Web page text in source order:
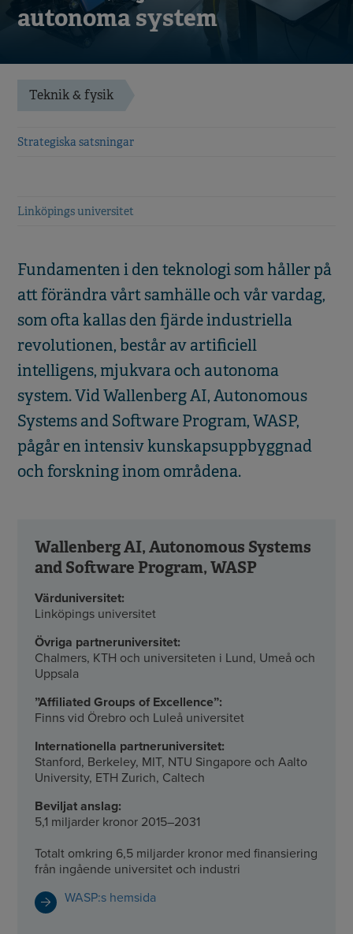
autonoma system
Teknik & fysik
Strategiska satsningar
Linköpings universitet
Fundamenten i den teknologi som håller på
att förändra vårt samhälle och vår vardag,
som ofta kallas den fjärde industriella
revolutionen, består av artificiell
intelligens, mjukvara och autonoma
system. Vid Wallenberg AI, Autonomous
Systems and Software Program, WASP,
pågår en intensiv kunskapsuppbyggnad
och forskning inom områdena.
Wallenberg AI, Autonomous Systems
and Software Program, WASP
Värduniversitet:
Linköpings universitet
Övriga partneruniversitet:
Chalmers, KTH och universiteten i Lund, Umeå och
Uppsala
”Affiliated Groups of Excellence”:
Finns vid Örebro och Luleå universitet
Internationella partneruniversitet:
Stanford, Berkeley, MIT, NTU Singapore och Aalto
University, ETH Zurich, Caltech
Beviljat anslag:
5,1 miljarder kronor 2015–2031
Totalt omkring 6,5 miljarder kronor med finansiering
från ingående universitet och industri
WASP:s hemsida